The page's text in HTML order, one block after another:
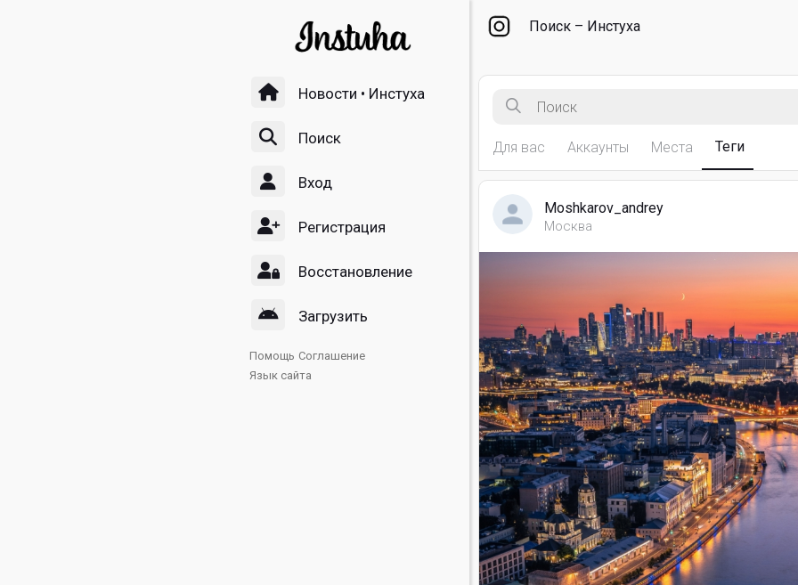
Поиск – Инстуха
Новости • Инстуха
Поиск
Вход
Регистрация
Восстановление
Загрузить
Помощь Соглашение
Язык сайта
Для вас Аккаунты Места Теги
Moshkarov_andrey
Москва